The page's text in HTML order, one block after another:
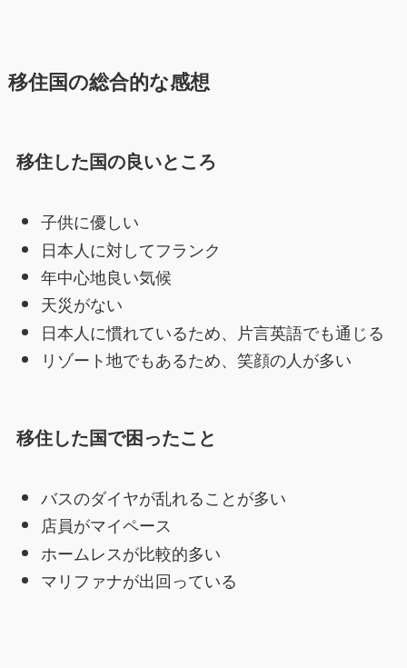
移住国の総合的な感想
移住した国の良いところ
子供に優しい
日本人に対してフランク
年中心地良い気候
天災がない
日本人に慣れているため、片言英語でも通じる
リゾート地でもあるため、笑顔の人が多い
移住した国で困ったこと
バスのダイヤが乱れることが多い
店員がマイペース
ホームレスが比較的多い
マリファナが出回っている